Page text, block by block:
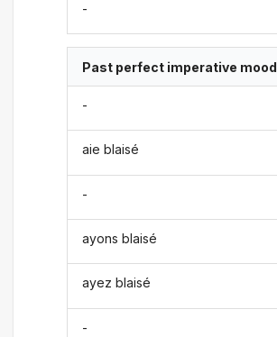
-
Past perfect imperative mood
-
aie blaisé
-
ayons blaisé
ayez blaisé
-